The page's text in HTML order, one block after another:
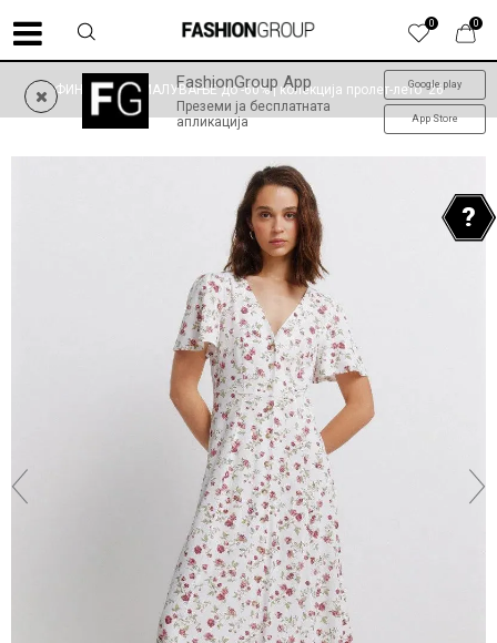
0
0
FashionGroup App
Преземи ја бесплатната
апликација
Google play
App Store
ФИНАЛНО НАМАЛУВАЊЕ до -60% | колекција пролет-лето '26